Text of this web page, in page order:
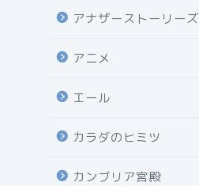
アナザーストーリーズ
アニメ
エール
カラダのヒミツ
カンブリア宮殿